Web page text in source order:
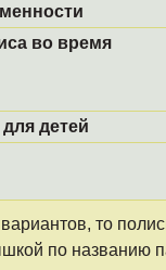
во время
детей
вариантов, то
по названию